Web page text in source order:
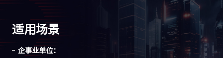
适用场景
企事业单位：